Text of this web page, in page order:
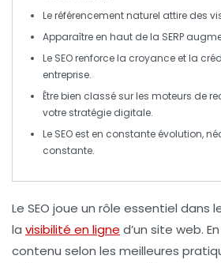
Leréférencement naturel attire des
Apparaître en haut de la SERP
Le SEOrenforce la croyance et la
entreprise.
Être bien classé sur les moteurs de
votre stratégie digitale.
Le SEO est en constante évolution,
constante.
Le SEO joue un rôle essentiel dans
la visibilité en ligne d’un site web.
contenu selon les meilleures